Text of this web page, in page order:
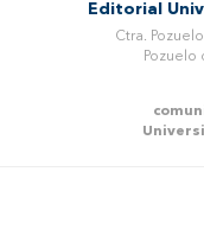
Editorial
Ctra.
Pozuelo